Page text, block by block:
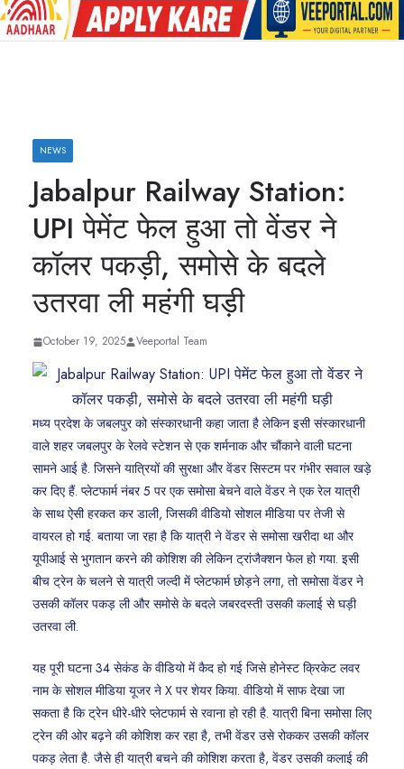
NEWS
Jabalpur Railway Station:
UPI पेमेंट फेल हुआ तो वेंडर ने
कॉलर पकड़ी, समोसे के बदले
उतरवा ली महंगी घड़ी
October 19, 2025 Veeportal Team
मध्य प्रदेश के जबलपुर को संस्कारधानी कहा जाता है लेकिन इसी संस्कारधानी
वाले शहर जबलपुर के रेलवे स्टेशन से एक शर्मनाक और चौंकाने वाली घटना
सामने आई है. जिसने यात्रियों की सुरक्षा और वेंडर सिस्टम पर गंभीर सवाल खड़े
कर दिए हैं. प्लेटफार्म नंबर 5 पर एक समोसा बेचने वाले वेंडर ने एक रेल यात्री
के साथ ऐसी हरकत कर डाली, जिसकी वीडियो सोशल मीडिया पर तेजी से
वायरल हो गई. बताया जा रहा है कि यात्री ने वेंडर से समोसा खरीदा था और
यूपीआई से भुगतान करने की कोशिश की लेकिन ट्रांजैक्शन फेल हो गया. इसी
बीच ट्रेन के चलने से यात्री जल्दी में प्लेटफार्म छोड़ने लगा, तो समोसा वेंडर ने
उसकी कॉलर पकड़ ली और समोसे के बदले जबरदस्ती उसकी कलाई से घड़ी
उतरवा ली.
यह पूरी घटना 34 सेकंड के वीडियो में कैद हो गई जिसे होनेस्ट क्रिकेट लवर
नाम के सोशल मीडिया यूजर ने X पर शेयर किया. वीडियो में साफ देखा जा
सकता है कि ट्रेन धीरे-धीरे प्लेटफार्म से रवाना हो रही है. यात्री बिना समोसा लिए
ट्रेन की ओर बढ़ने की कोशिश कर रहा है, तभी वेंडर उसे रोककर उसकी कॉलर
पकड़ लेता है. जैसे ही यात्री बचने की कोशिश करता है, वेंडर उसकी कलाई की